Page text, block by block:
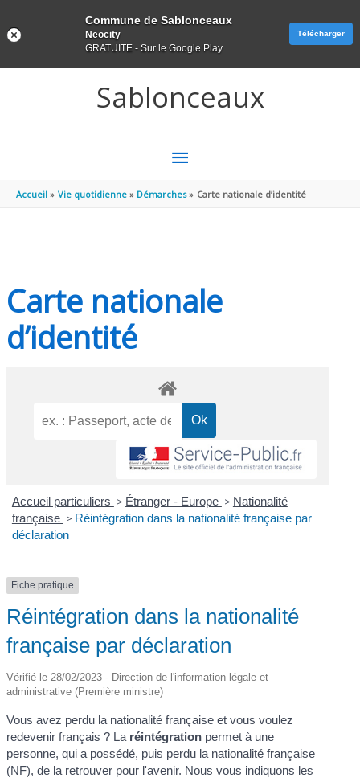
Sablonceaux
MENU
PRINCIPAL
Accueil Vie quotidienne Démarches Carte nationale d’identité
Carte nationale
d’identité
Accueil particuliers > Étranger - Europe > Nationalité
française > Réintégration dans la nationalité française par
déclaration
Fiche pratique
Réintégration dans la nationalité
française par déclaration
Vérifié le 28/02/2023 - Direction de l'information légale et
administrative (Première ministre)
Vous avez perdu la nationalité française et vous voulez
redevenir français ? La réintégration permet à une
personne, qui a possédé, puis perdu la nationalité française
(NF), de la retrouver pour l'avenir. Nous vous indiquons les
Commune de Sablonceaux
Neocity
GRATUITE - Sur le Google Play
Télécharger